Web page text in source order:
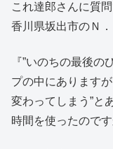
これ達郎さんに質問
香川県坂出市のＮ．
『”いのちの最後
プの中にあります
変わってしまう”と
時間を使ったのです